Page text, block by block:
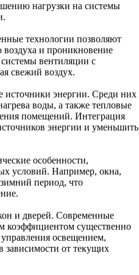
нагрузки на системы
технологии позволяют
воздуха и проникновение
вентиляции с
свежий воздух.
источники энергии. Среди них
воды, а также тепловые
помещений. Интеграция
энергии и уменьшить
особенности,
условий. Например, окна,
период, что
и дверей. Современные
коэффициентом существенно
освещением,
зависимости от текущих